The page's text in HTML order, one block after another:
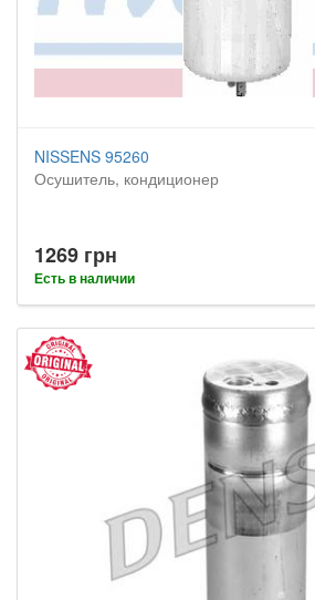
NISSENS 95260
Осушитель, кондиционер
1269 грн
Есть в наличии